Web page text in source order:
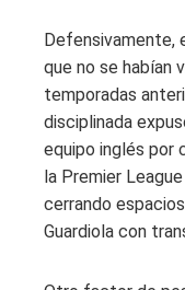
Defensivamente,
que no se habían
temporadas
disciplinada
equipo inglés por
la Premier
cerrando
Guardiola con